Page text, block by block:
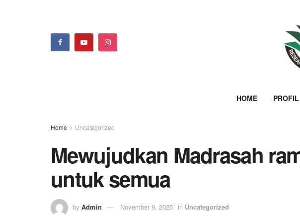
HOME PROFIL
Home Uncategorized
Mewujudkan Madrasah
untuk semua
by Admin November 9, 2025 in Uncategorized